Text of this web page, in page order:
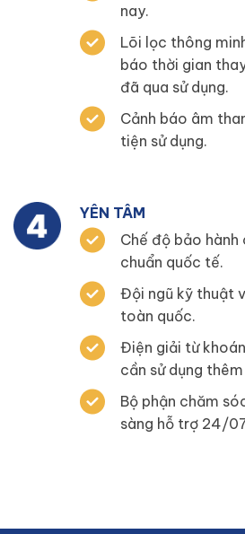
nay.
Lõi lọc thông
báo thời gian
đã qua sử dụng.
Cảnh báo âm
tiện sử dụng.
YÊN TÂM
Chế độ bảo hành
chuẩn quốc tế.
Đội ngũ kỹ thuật
toàn quốc.
Điện giải từ
cần sử dụng
Bộ phận chăm
sàng hỗ trợ 24/